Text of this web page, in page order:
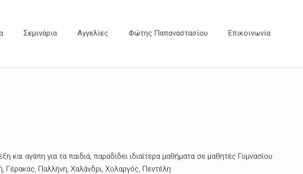
Σεμινάρια Αγγελίες Φώτης Παπαναστασίου Επικοινωνία
αγάπη για τα παιδιά, παραδίδει ιδιαίτερα μαθήματα σε μαθητές Γυμνασίου
Γέρακας, Παλλήνη, Χαλάνδρι, Χολαργός, Πεντέλη